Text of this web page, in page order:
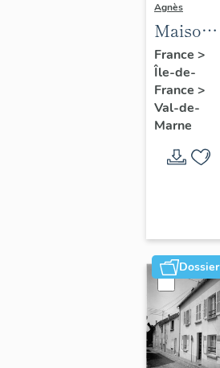
Agnès
Maisons,
Fermes
France >
Île-de-
France >
Val-de-
Marne
Dossier